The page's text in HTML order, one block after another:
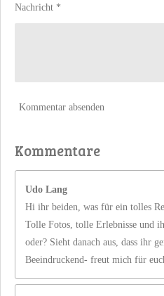
Nachricht *
Kommentar absenden
Kommentare
Udo Lang
Hi ihr beiden, was für ein tolles
Tolle Fotos, tolle Erlebnisse und
oder? Sieht danach aus, dass ihr
Beeindruckend- freut mich für